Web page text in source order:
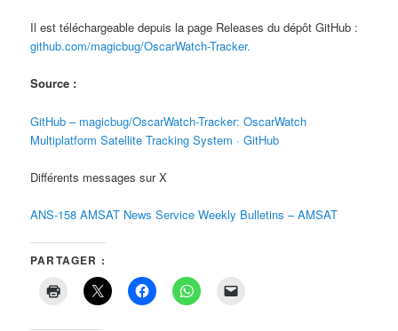
Il est téléchargeable depuis la page Releases du dépôt GitHub :
github.com/magicbug/OscarWatch-Tracker.
Source :
GitHub – magicbug/OscarWatch-Tracker: OscarWatch
Multiplatform Satellite Tracking System · GitHub
Différents messages sur X
ANS-158 AMSAT News Service Weekly Bulletins – AMSAT
PARTAGER :